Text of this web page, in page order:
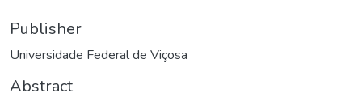
Publisher
Universidade Federal de Viçosa
Abstract